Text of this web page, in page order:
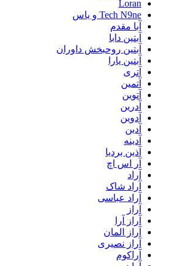
Loran
Tech N9ne و یاس
آبا مقدم
آبتین دابا
آبتین روحبخش داوران
آبتین یارا
آتری
آتمین
آتوین
آدرین
آدوین
آدین
آدینه
آذین بردیا
آر اس اچ
آراد
آراد شاک
آراد عباسی
آراز
آراز آرا
آراز المان
آراز نصیری
آراکوم